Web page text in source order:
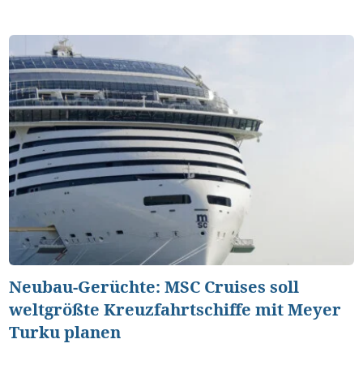
Neubau-Gerüchte: MSC Cruises soll
weltgrößte Kreuzfahrtschiffe mit Meyer
Turku planen